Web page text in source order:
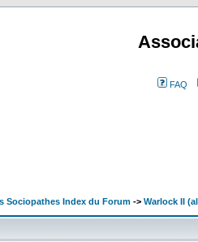
FAQ
Sociopathes Index du Forum -> Warlock II